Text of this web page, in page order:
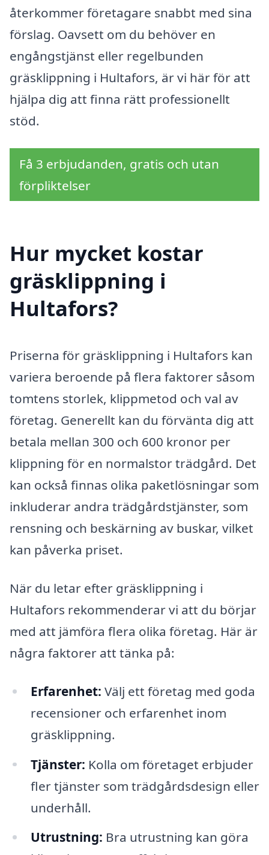
återkommer företagare snabbt med sina
förslag. Oavsett om du behöver en
engångstjänst eller regelbunden
gräsklippning i Hultafors, är vi här för att
hjälpa dig att finna rätt professionellt
stöd.
Få 3 erbjudanden, gratis och utan
förpliktelser
Hur mycket kostar
gräsklippning i
Hultafors?
Priserna för gräsklippning i Hultafors kan
variera beroende på flera faktorer såsom
tomtens storlek, klippmetod och val av
företag. Generellt kan du förvänta dig att
betala mellan 300 och 600 kronor per
klippning för en normalstor trädgård. Det
kan också finnas olika paketlösningar som
inkluderar andra trädgårdstjänster, som
rensning och beskärning av buskar, vilket
kan påverka priset.
När du letar efter gräsklippning i
Hultafors rekommenderar vi att du börjar
med att jämföra flera olika företag. Här är
några faktorer att tänka på:
Erfarenhet: Välj ett företag med goda
recensioner och erfarenhet inom
gräsklippning.
Tjänster: Kolla om företaget erbjuder
fler tjänster som trädgårdsdesign eller
underhåll.
Utrustning: Bra utrustning kan göra